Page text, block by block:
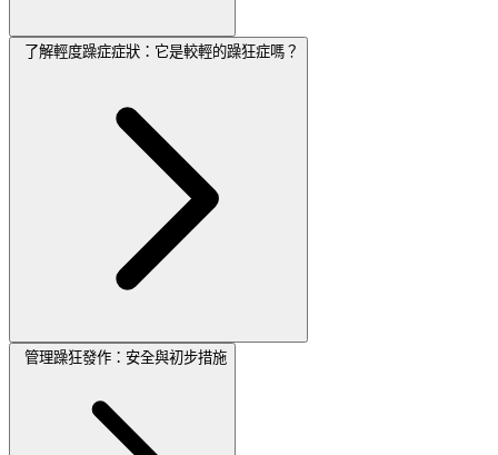
了解輕度躁症症狀：它是較輕的躁狂症嗎？
管理躁狂發作：安全與初步措施